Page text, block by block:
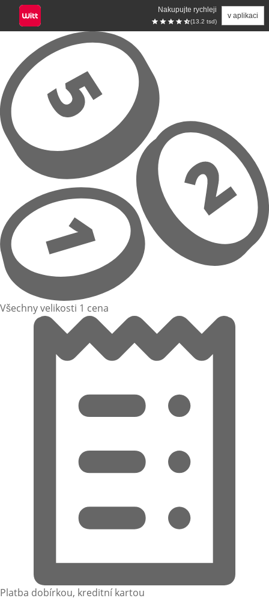
Nakupujte rychleji
(13.2 tsd)
v aplikaci
Přeskočit na hlavní obsah
Všechny velikosti 1 cena
Platba dobírkou, kreditní kartou